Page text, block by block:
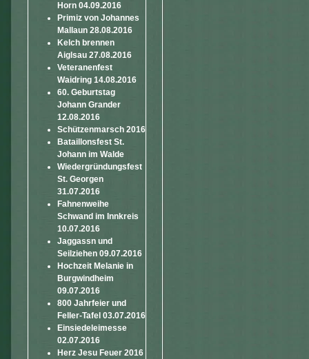
Horn 04.09.2016
Primiz von Johannes
Mallaun 28.08.2016
Kelch brennen
Aiglsau 27.08.2016
Veteranenfest
Waidring 14.08.2016
60. Geburtstag
Johann Grander
12.08.2016
Schützenmarsch 2016
Bataillonsfest St.
Johann im Walde
Wiedergründungsfest
St. Georgen
31.07.2016
Fahnenweihe
Schwand im Innkreis
10.07.2016
Jaggassn und
Seilziehen 09.07.2016
Hochzeit Melanie in
Burgwindheim
09.07.2016
800 Jahrfeier und
Feller-Tafel 03.07.2016
Einsiedeleimesse
02.07.2016
Herz Jesu Feuer 2016